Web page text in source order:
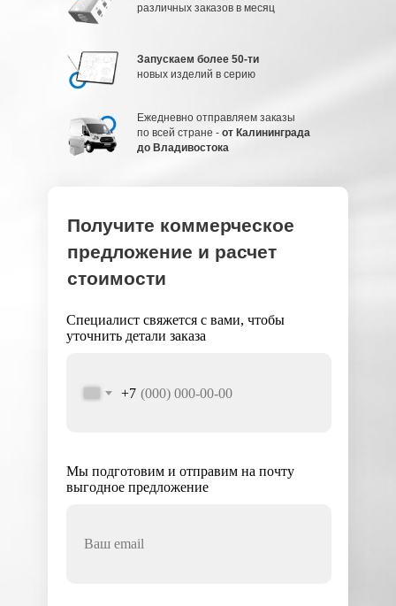
Ежедневно отправляем заказы
по всей стране - от Калининграда
до Владивостока
различных заказов в месяц
Запускаем более 50-ти
новых изделий в серию
Получите коммерческое
предложение и расчет
стоимости
Специалист свяжется с вами, чтобы
уточнить детали заказа
+7
Мы подготовим и отправим на почту
выгодное предложение